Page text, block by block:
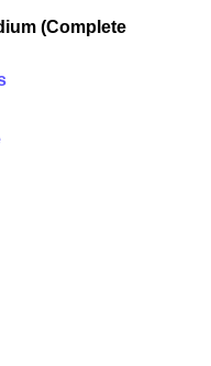
(Complete